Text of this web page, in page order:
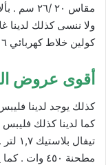
كولين خلاط كهربائي ٦ سرعات ٢ في ١ اسود ٤٠٠ واط .
أقوى عروض
كما لدينا كذلك فليبس